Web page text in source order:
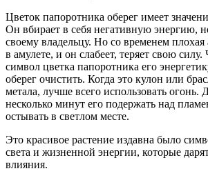
Цветок папоротника оберег имеет
Он вбирает в себя негативную энергию,
своему владельцу. Но со временем плохая
в амулете, и он слабеет, теряет свою
символ цветка папоротника его
оберег очистить. Когда это кулон или
метала, лучше всего использовать огонь.
несколько минут его подержать над
остывать в светлом месте.
Это красивое растение издавна было
света и жизненной энергии, которые
влияния.